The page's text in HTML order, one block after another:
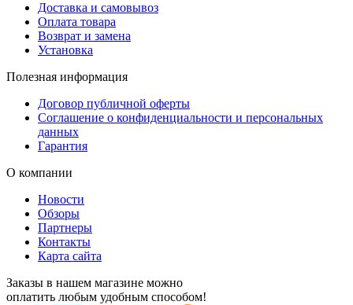
Доставка и самовывоз
Оплата товара
Возврат и замена
Установка
Полезная информация
Договор публичной оферты
Соглашение о конфиденциальности и персональных
данных
Гарантия
О компании
Новости
Обзоры
Партнеры
Контакты
Карта сайта
Заказы в нашем магазине можно
оплатить любым удобным способом!